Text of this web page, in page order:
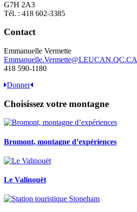
G7H 2A3
Tél. : 418 602-3385
Contact
Emmanuelle Vermette
Emmanuelle.Vermette@LEUCAN.QC.CA
418 590-1180
Donner
Choisissez votre montagne
Bromont, montagne d’expériences
Le Valinouët